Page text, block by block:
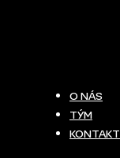
O NÁS
TÝM
KONTAKT